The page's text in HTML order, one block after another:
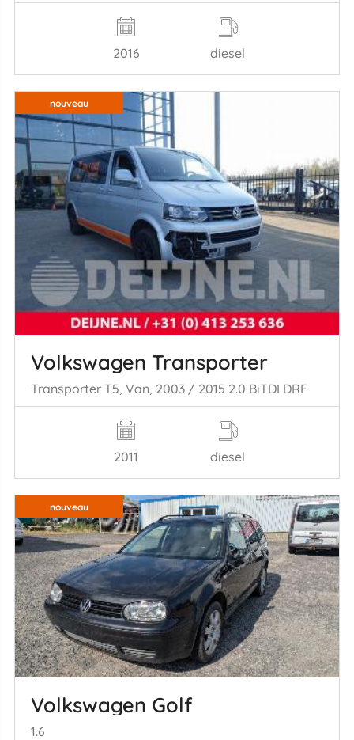
2016 diesel
nouveau
Volkswagen Transporter
Transporter T5, Van, 2003 / 2015 2.0 BiTDI DRF
2011 diesel
nouveau
Volkswagen Golf
1.6